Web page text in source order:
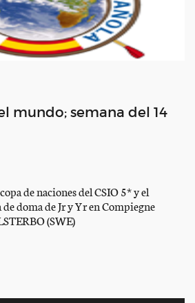
mundo; semana del 14
de naciones del CSIO 5* y el
doma de Jr y Yr en Compiegne
(SWE)
CSI2* VIMEIRO (POR)